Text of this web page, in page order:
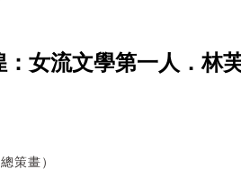
女流文學第一人．林
策畫）